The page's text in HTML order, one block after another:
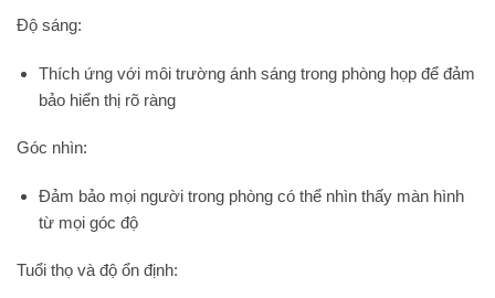
Độ sáng:
Thích ứng với môi trường ánh sáng trong phòng họp để đảm
bảo hiển thị rõ ràng
Góc nhìn:
Đảm bảo mọi người trong phòng có thể nhìn thấy màn hình
từ mọi góc độ
Tuổi thọ và độ ổn định: